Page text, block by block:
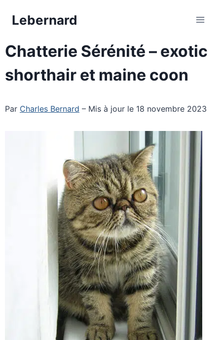
Lebernard
Chatterie Sérénité – exotic
shorthair et maine coon
Par Charles Bernard – Mis à jour le 18 novembre 2023